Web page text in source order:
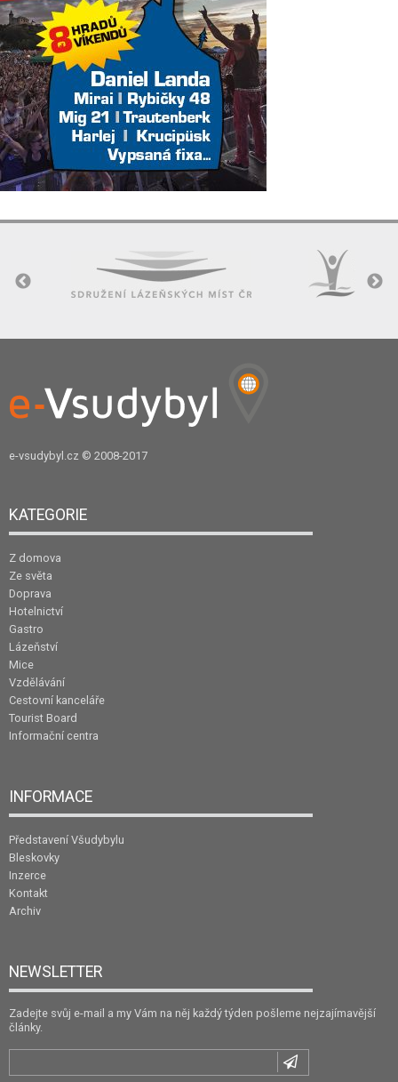
e-vsudybyl.cz © 2008-2017
KATEGORIE
Z domova
Ze světa
Doprava
Hotelnictví
Gastro
Lázeňství
Mice
Vzdělávání
Cestovní kanceláře
Tourist Board
Informační centra
INFORMACE
Představení Všudybylu
Bleskovky
Inzerce
Kontakt
Archiv
NEWSLETTER
Zadejte svůj e-mail a my Vám na něj každý týden pošleme nejzajímavější
články.